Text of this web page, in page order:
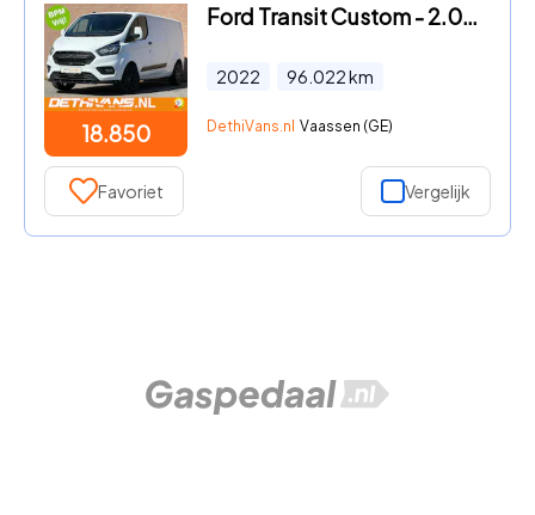
18.850
Ford Transit Custom - 2.0TDCI 130PK Lang Raptor Edition / Euro6
2022 96.022km
DethiVans.nl Vaassen (GE)
Favoriet Vergelijk